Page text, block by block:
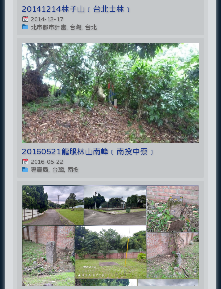
20141214林子山﹝台北士林﹞
2014-12-17
北市都市計畫, 台灣, 台北
20160521龍眼林山南峰﹝南投中寮﹞
2016-05-22
專賣局, 台灣, 南投